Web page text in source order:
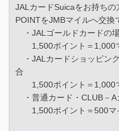
JALカードSuicaをお持ち
POINTをJMBマイルへ交換
・JALゴールドカードの
1,500ポイント＝1,000
・JALカードショッピン
合
1,500ポイント＝1,000
・普通カード・CLUB－A
1,500ポイント＝500マ